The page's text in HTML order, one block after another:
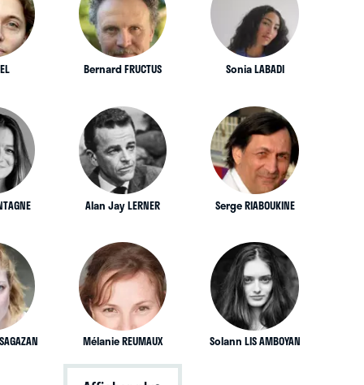
Bernard FRUCTUS Sonia LABADI
Alan Jay LERNER Serge RIABOUKINE
Mélanie REUMAUX Solann LIS AMBOYAN